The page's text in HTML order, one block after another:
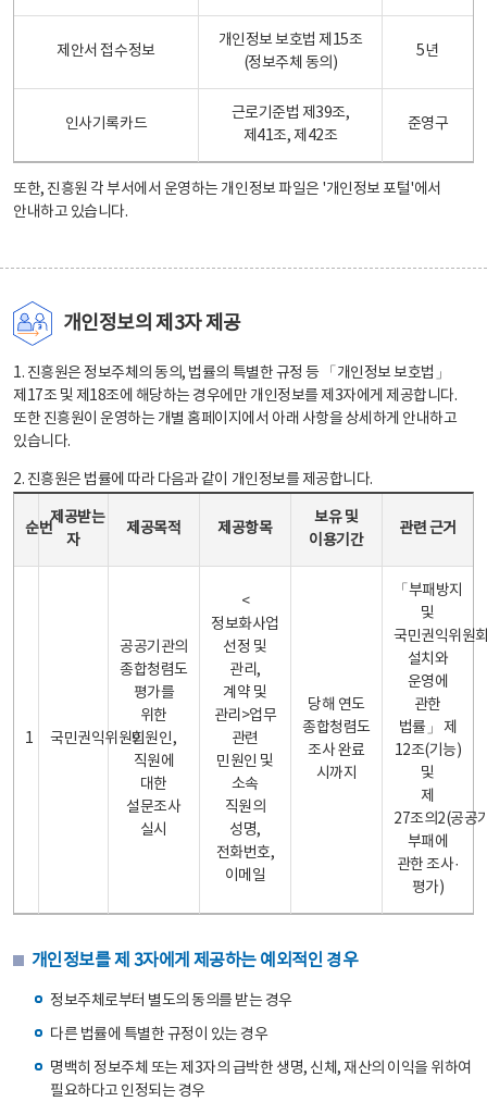
제안서 접수정보
개인정보 보호법 제15조
(정보주체 동의)
5년
인사기록카드
근로기준법 제39조,
제41조, 제42조
준영구
또한, 진흥원 각 부서에서 운영하는 개인정보 파일은 '개인정보 포털'에서
안내하고 있습니다.
개인정보의 제3자 제공
1. 진흥원은 정보주체의 동의, 법률의 특별한 규정 등 「개인정보 보호법」
제17조 및 제18조에 해당하는 경우에만 개인정보를 제3자에게 제공합니다.
또한 진흥원이 운영하는 개별 홈페이지에서 아래 사항을 상세하게 안내하고
있습니다.
2. 진흥원은 법률에 따라 다음과 같이 개인정보를 제공합니다.
순번
제공받는
자
제공목적 제공항목
보유 및
이용기간
관련 근거
1 국민권익위원회
공공기관의
종합청렴도
평가를
위한
민원인,
직원에
대한
설문조사
실시
<
정보화사업
선정 및
관리,
계약 및
관리>업무
관련
민원인 및
소속
직원의
성명,
전화번호,
이메일
당해 연도
종합청렴도
조사 완료
시까지
「부패방지
및
국민권익위원
설치와
운영에
관한
법률」 제
12조(기능)
및
제
27조의2(공공
부패에
관한 조사·
평가)
개인정보를 제 3자에게 제공하는 예외적인 경우
정보주체로부터 별도의 동의를 받는 경우
다른 법률에 특별한 규정이 있는 경우
명백히 정보주체 또는 제3자의 급박한 생명, 신체, 재산의 이익을 위하여
필요하다고 인정되는 경우